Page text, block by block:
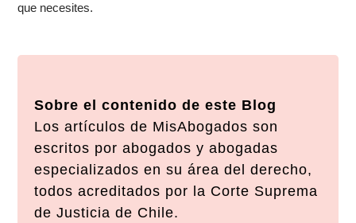
que necesites.
Sobre el contenido de este Blog
Los artículos de MisAbogados son
escritos por abogados y abogadas
especializados en su área del derecho,
todos acreditados por la Corte Suprema
de Justicia de Chile.